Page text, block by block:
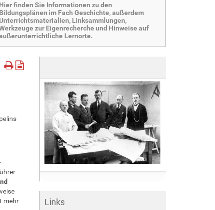
Hier finden Sie Informationen zu den
Bildungsplänen im Fach Geschichte, außerdem
Unterrichtsmaterialien, Linksammlungen,
zur Eigenrecherche und Hinweise auf
Lernorte.
mehr
Links